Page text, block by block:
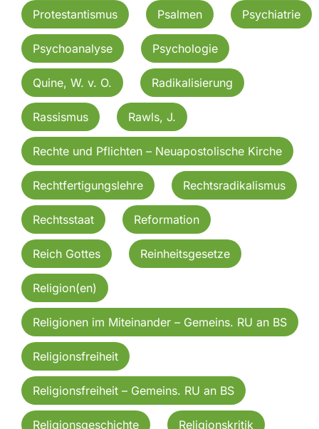
Protestantismus Psalmen Psychiatrie
Psychoanalyse Psychologie
Quine, W. v. O. Radikalisierung
Rassismus Rawls, J.
Rechte und Pflichten – Neuapostolische Kirche
Rechtfertigungslehre Rechtsradikalismus
Rechtsstaat Reformation
Reich Gottes Reinheitsgesetze
Religion(en)
Religionen im Miteinander – Gemeins. RU an BS
Religionsfreiheit
Religionsfreiheit – Gemeins. RU an BS
Religionsgeschichte Religionskritik